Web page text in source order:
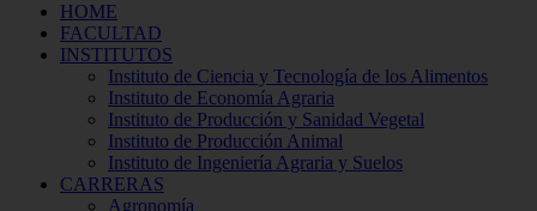
HOME
FACULTAD
INSTITUTOS
Instituto de Ciencia y Tecnología de los Alimentos
Instituto de Economía Agraria
Instituto de Producción y Sanidad Vegetal
Instituto de Producción Animal
Instituto de Ingeniería Agraria y Suelos
CARRERAS
Agronomía